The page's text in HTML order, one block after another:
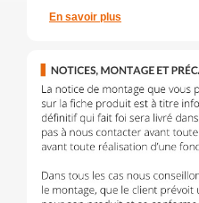
En savoir plus